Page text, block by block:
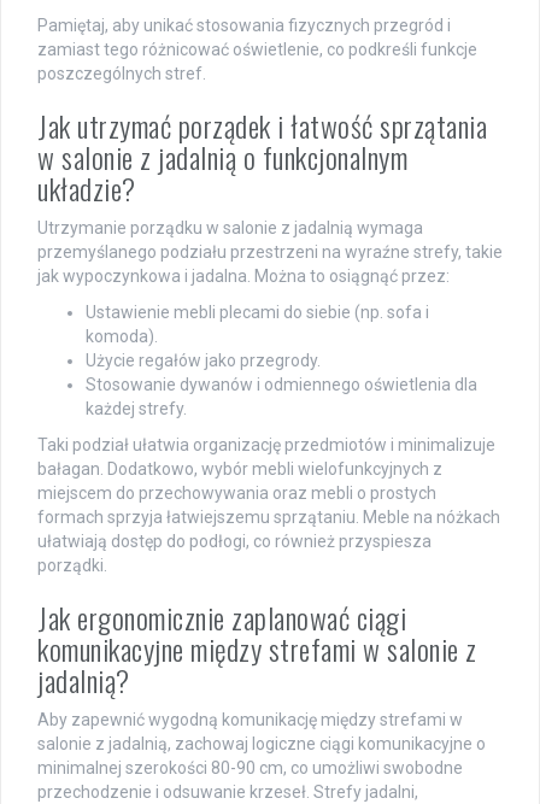
Pamiętaj, aby unikać stosowania fizycznych przegród i
zamiast tego różnicować oświetlenie, co podkreśli funkcje
poszczególnych stref.
Jak utrzymać porządek i łatwość sprzątania
w salonie z jadalnią o funkcjonalnym
układzie?
Utrzymanie porządku w salonie z jadalnią wymaga
przemyślanego podziału przestrzeni na wyraźne strefy, takie
jak wypoczynkowa i jadalna. Można to osiągnąć przez:
Ustawienie mebli plecami do siebie (np. sofa i
komoda).
Użycie regałów jako przegrody.
Stosowanie dywanów i odmiennego oświetlenia dla
każdej strefy.
Taki podział ułatwia organizację przedmiotów i minimalizuje
bałagan. Dodatkowo, wybór mebli wielofunkcyjnych z
miejscem do przechowywania oraz mebli o prostych
formach sprzyja łatwiejszemu sprzątaniu. Meble na nóżkach
ułatwiają dostęp do podłogi, co również przyspiesza
porządki.
Jak ergonomicznie zaplanować ciągi
komunikacyjne między strefami w salonie z
jadalnią?
Aby zapewnić wygodną komunikację między strefami w
salonie z jadalnią, zachowaj logiczne ciągi komunikacyjne o
minimalnej szerokości 80-90 cm, co umożliwi swobodne
przechodzenie i odsuwanie krzeseł. Strefy jadalni,